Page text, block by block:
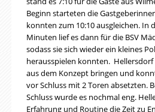
Beginn starteten die
konnten zum 10:10ausgleichen. In
Minuten lief es dann für die BSV
sodass sie sich wieder ein kleines
herausspielen konnten. Hellersdorf
aus dem Konzept bringen und
vor Schluss mit 2 Toren absetzten.
Schluss wurde es nochmal eng.
Erfahrung und Routine die Zeit zu